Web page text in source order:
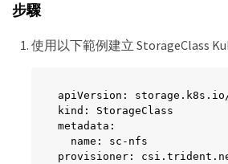
步驟
使用以下範例建立 StorageClass
apiVersion:
kind: StorageClass
metadata:
  name: sc-nfs
provisioner: